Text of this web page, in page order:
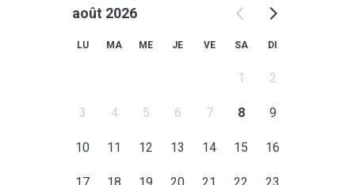
août 2026
LU MA ME JE VE SA DI
1 2
3 4 5 6 7 8 9
10 11 12 13 14 15 16